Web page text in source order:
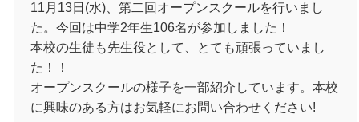
11月13日(水)、第二回オープンスクールを行いまし
た。今回は中学2年生106名が参加しました！
本校の生徒も先生役として、とても頑張っていまし
た！！
オープンスクールの様子を一部紹介しています。本校
に興味のある方はお気軽にお問い合わせください!